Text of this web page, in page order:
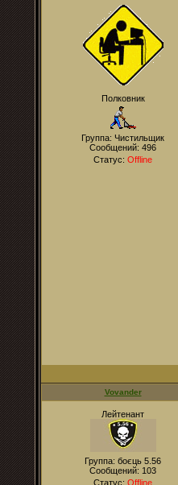
Полковник
Группа: Чистильщик
Сообщений: 496
Статус: Offline
Vovander
Лейтенант
Группа: боєць 5.56
Сообщений: 103
Статус: Offline